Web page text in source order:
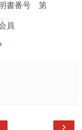
書番号 第
員
›